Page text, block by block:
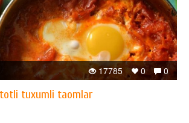
0
0
17785
tuxumli taomlar